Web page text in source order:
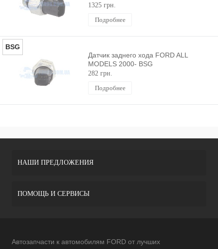
1325 грн.
Подробнее
BSG
Датчик заднего хода FORD ALL
MODELS 2000- BSG
282 грн.
Подробнее
НАШИ ПРЕДЛОЖЕНИЯ
ПОМОЩЬ И СЕРВИСЫ
Автозапчасти к автомобилям FORD от лучших